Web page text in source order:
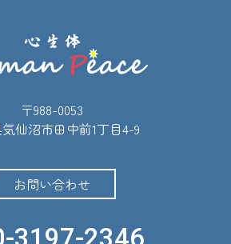
〒988-0053
仙沼市田中前1丁目4-9
お問い合わせ